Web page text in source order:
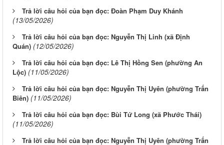
Trả lời câu hỏi của bạn đọc: Đoàn Phạm Duy Khánh
(13/05/2026)
Trả lời câu hỏi của bạn đọc: Nguyễn Thị Linh (xã Định
Quán) (12/05/2026)
Trả lời câu hỏi của bạn đọc: Lê Thị Hồng Sen (phường An
Lộc) (11/05/2026)
Trả lời câu hỏi của bạn đọc: Nguyễn Thị Uyên (phường Trấn
Biên) (11/05/2026)
Trả lời câu hỏi của bạn đọc: Bùi Tứ Long (xã Phước Thái)
(11/05/2026)
Trả lời câu hỏi của bạn đọc: Nguyễn Thị Uyên (phường Trấn